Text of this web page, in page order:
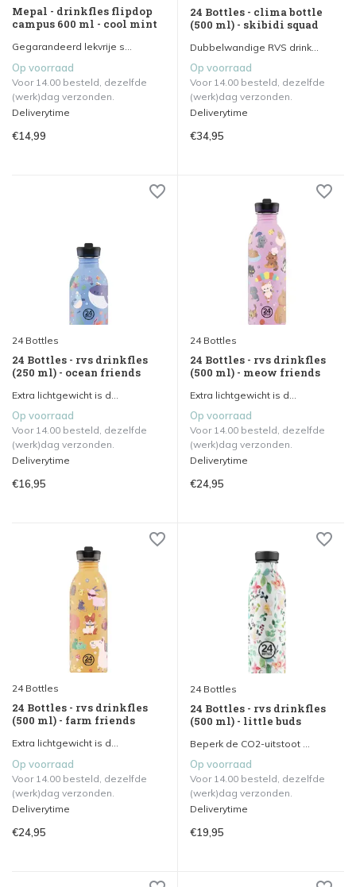
Mepal - drinkfles flipdop
campus 600 ml - cool mint
Gegarandeerd lekvrije s...
Op voorraad
Voor 14.00 besteld, dezelfde
(werk)dag verzonden.
Deliverytime
€14,99
24 Bottles - clima bottle
(500 ml) - skibidi squad
Dubbelwandige RVS drink...
Op voorraad
Voor 14.00 besteld, dezelfde
(werk)dag verzonden.
Deliverytime
€34,95
24 Bottles
24 Bottles - rvs drinkfles
(250 ml) - ocean friends
Extra lichtgewicht is d...
Op voorraad
Voor 14.00 besteld, dezelfde
(werk)dag verzonden.
Deliverytime
€16,95
24 Bottles
24 Bottles - rvs drinkfles
(500 ml) - meow friends
Extra lichtgewicht is d...
Op voorraad
Voor 14.00 besteld, dezelfde
(werk)dag verzonden.
Deliverytime
€24,95
24 Bottles
24 Bottles - rvs drinkfles
(500 ml) - farm friends
Extra lichtgewicht is d...
Op voorraad
Voor 14.00 besteld, dezelfde
(werk)dag verzonden.
Deliverytime
€24,95
24 Bottles
24 Bottles - rvs drinkfles
(500 ml) - little buds
Beperk de CO2-uitstoot ...
Op voorraad
Voor 14.00 besteld, dezelfde
(werk)dag verzonden.
Deliverytime
€19,95